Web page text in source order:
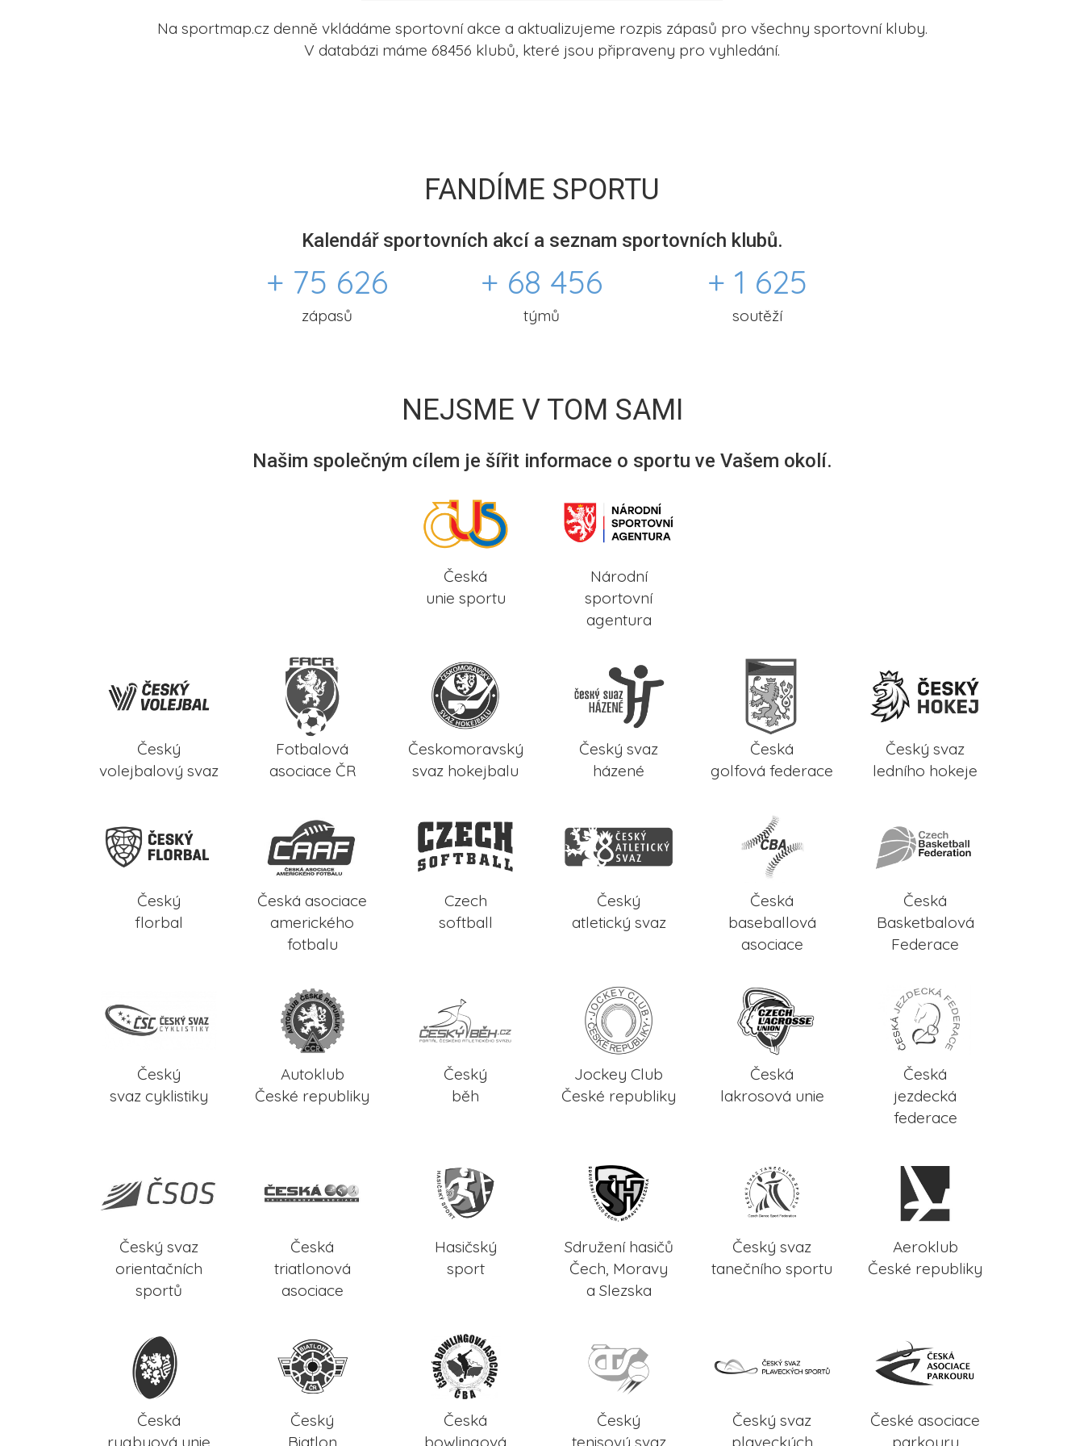
Na sportmap.cz denně vkládáme sportovní akce a aktualizujeme rozpis zápasů pro všechny sportovní kluby.
V databázi máme 68456 klubů, které jsou připraveny pro vyhledání.
FANDÍME SPORTU
Kalendář sportovních akcí a seznam sportovních klubů.
+ 75 626
zápasů
+ 68 456
týmů
+ 1 625
soutěží
NEJSME V TOM SAMI
Našim společným cílem je šířit informace o sportu ve Vašem okolí.
Česká
unie sportu
Národní
sportovní
agentura
Český
volejbalový svaz
Fotbalová
asociace ČR
Českomoravský
svaz hokejbalu
Český svaz
házené
Česká
golfová federace
Český svaz
ledního hokeje
Český
florbal
Česká asociace
amerického
fotbalu
Czech
softball
Český
atletický svaz
Česká
baseballová
asociace
Česká
Basketbalová
Federace
Český
svaz cyklistiky
Autoklub
České republiky
Český
běh
Jockey Club
České republiky
Česká
lakrosová unie
Česká
jezdecká
federace
Český svaz
orientačních
sportů
Česká
triatlonová
asociace
Hasičský
sport
Sdružení hasičů
Čech, Moravy
a Slezska
Český svaz
tanečního sportu
Aeroklub
České republiky
Česká
rugbyová unie
Český
Biatlon
Česká
bowlingová
Český
tenisový svaz
Český svaz
plaveckých
České asociace
parkouru